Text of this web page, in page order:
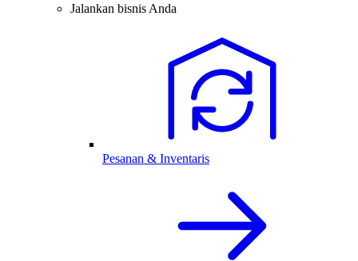
Jalankan bisnis Anda
Pesanan & Inventaris